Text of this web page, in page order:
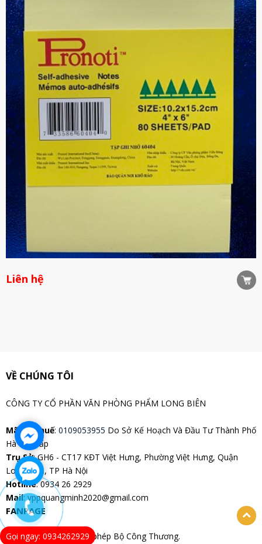
Liên hệ
VỀ CHÚNG TÔI
CÔNG TY CỔ PHẦN VĂN PHÒNG PHẨM LONG BIÊN
Mã Số Thuế: 0109053955 Do Sở Kế Hoạch Và Đầu Tư Thành Phố
Hà Nội Cấp
Trụ Sở: GH6 - CT17 KĐT Việt Hưng, Phường Việt Hưng, Quận
Long Biên, TP Hà Nội
Hotline: 0934 26 2929
Mail: vppquangminh2020@gmail.com
FANPAGE
Website đang chờ cấp phép Bộ Công Thương.
Gọi ngay: 0934262929